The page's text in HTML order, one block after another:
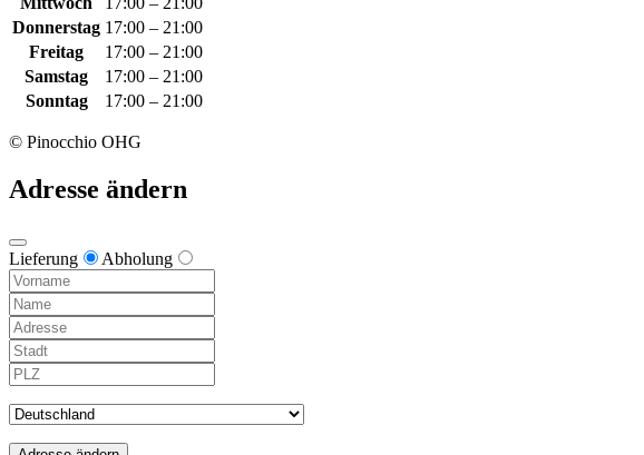
Donnerstag 17:00 – 21:00
Freitag
17:00 – 21:00
Samstag
17:00 – 21:00
Sonntag
17:00 – 21:00
© Pinocchio OHG
Adresse ändern
Lieferung Abholung